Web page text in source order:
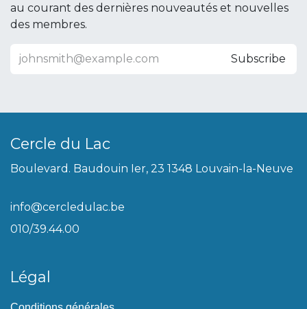
au courant des dernières nouveautés et nouvelles
des membres.
Subscribe
Cercle du Lac
Boulevard. Baudouin Ier, 23 1348 Louvain-la-Neuve
info@cercledulac.be
010/39.44.00
Légal